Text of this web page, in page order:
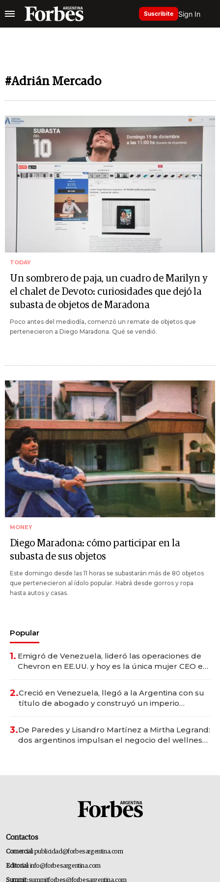
Suscribite Sign In
#Adrián Mercado
TODAY
Un sombrero de paja, un cuadro de Marilyn y
el chalet de Devoto: curiosidades que dejó la
subasta de objetos de Maradona
Poco antes del mediodía, comenzó un remate de objetos que
pertenecieron a Diego Maradona. Qué se vendió.
MONEY
Diego Maradona: cómo participar en la
subasta de sus objetos
Este domingo desde las 11 horas se subastarán más de 80 objetos
que pertenecieron al ídolo popular. Habrá desde gorros y ropa
hasta autos y casas.
Popular
1. Emigró de Venezuela, lideró las operaciones de
Chevron en EE.UU. y hoy es la única mujer CEO en
2.Creció en Venezuela, llegó a la Argentina con su
título de abogado y construyó un imperio
3.De Paredes y Lisandro Martínez a Mirtha Legrand:
dos argentinos impulsan el negocio del wellness
Contactos
Comercial:publicidad@forbesargentina.com
Editorial:info@forbesargentina.com
Summit:summitforbes@forbesargentina.com